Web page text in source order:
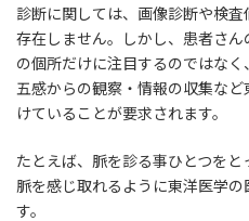
診断に関しては、画像診断や検
存在しません。しかし、患者さ
の個所だけに注目するのではなく
五感からの観察・情報の収集な
けていることが要求されます。
たとえば、脈を診る事ひとつを
脈を感じ取れるように東洋医学
す。